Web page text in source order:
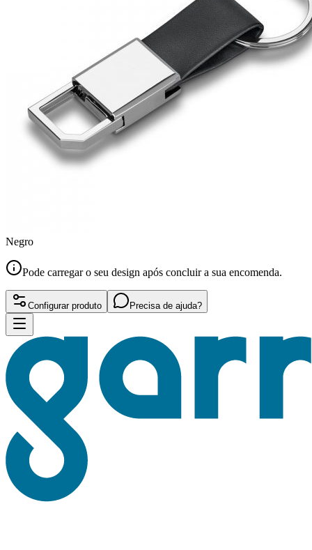
Negro
Pode carregar o seu design após concluir a sua encomenda.
Configurar produto Precisa de ajuda?